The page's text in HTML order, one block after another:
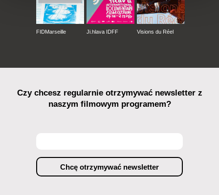
FIDMarseille Ji.hlava IDFF Visions du Réel
Czy chcesz regularnie otrzymywać newsletter z
naszym filmowym programem?